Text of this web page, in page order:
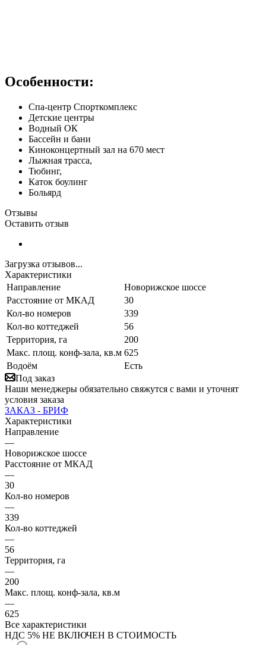
Особенности:
Спа-центр Спорткомплекс
Детские центры
Водный ОК
Бассейн и бани
Киноконцертный зал на 670 мест
Лыжная трасса,
Тюбинг,
Каток боулинг
Больярд
Отзывы
Оставить отзыв
Загрузка отзывов...
Характеристики
Направление
Новорижское шоссе
Расстояние от МКАД
30
Кол-во номеров
339
Кол-во коттеджей
56
Территория, га
200
Макс. площ. конф-зала, кв.м 625
Водоём
Есть
Под заказ
Наши менеджеры обязательно свяжутся с вами и уточнят
условия заказа
ЗАКАЗ - БРИФ
Характеристики
Направление
—
Новорижское шоссе
Расстояние от МКАД
—
30
Кол-во номеров
—
339
Кол-во коттеджей
—
56
Территория, га
—
200
Макс. площ. конф-зала, кв.м
—
625
Все характеристики
НДС 5% НЕ ВКЛЮЧЕН В СТОИМОСТЬ